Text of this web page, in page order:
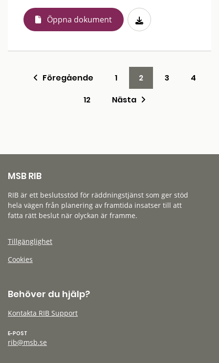
Öppna dokument
Föregående 1 2 3
4
12
Nästa
MSB RIB
RIB är ett beslutsstöd för räddningstjänst som ger stöd
hela vägen från planering av framtida insatser till att
fatta rätt beslut när olyckan är framme.
Tillgänglighet
Cookies
Behöver du hjälp?
Kontakta RIB Support
E-POST
rib@msb.se